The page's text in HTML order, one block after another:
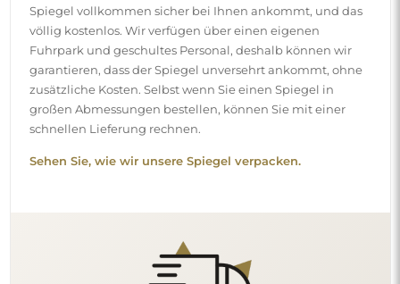
Spiegel vollkommen sicher bei Ihnen ankommt, und das
völlig kostenlos. Wir verfügen über einen eigenen
Fuhrpark und geschultes Personal, deshalb können wir
garantieren, dass der Spiegel unversehrt ankommt, ohne
zusätzliche Kosten. Selbst wenn Sie einen Spiegel in
großen Abmessungen bestellen, können Sie mit einer
schnellen Lieferung rechnen.
Sehen Sie, wie wir unsere Spiegel verpacken.